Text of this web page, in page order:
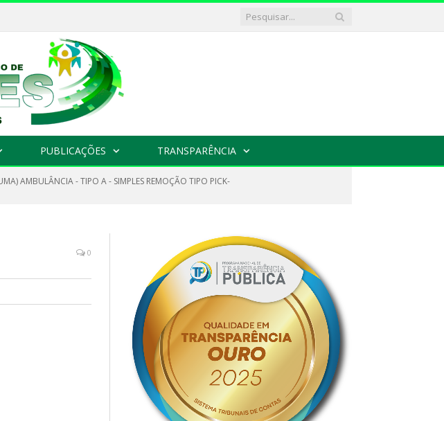
PUBLICAÇÕES TRANSPARÊNCIA
AMBULÂNCIA - TIPO A - SIMPLES REMOÇÃO TIPO PICK-
0